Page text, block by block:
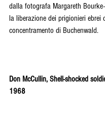
dalla fotografa Margareth
la liberazione dei prigionieri ebrei
concentramento di Buchenwald.
Don McCullin, Shell-shocked
1968